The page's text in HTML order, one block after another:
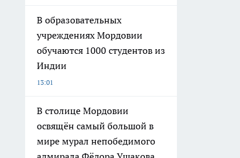
В образовательных
учреждениях Мордовии
обучаются 1000 студентов из
Индии
13:01
В столице Мордовии
освящён самый большой в
мире мурал непобедимого